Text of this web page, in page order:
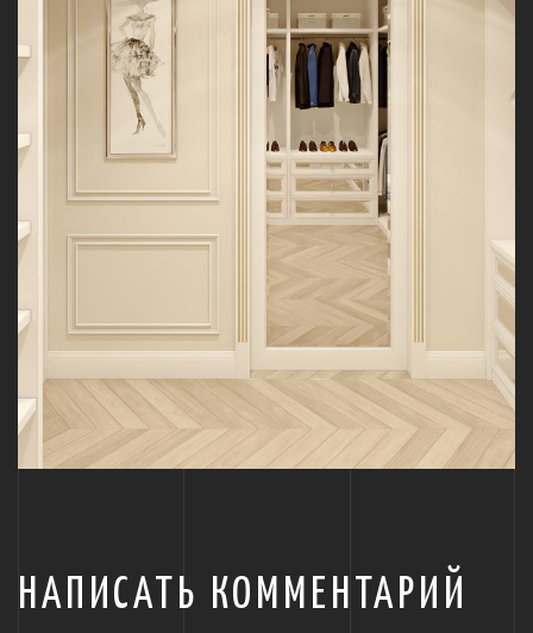
НАПИСАТЬ КОММЕНТАРИЙ